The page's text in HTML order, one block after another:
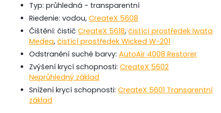
Typ: průhledná - transparentní
Riedenie: vodou,CreateX 5608
Čištění: čističCreateX 5618,čistící prostředek Iwata
Medea,čistící prostředek Wicked W-201
Odstranění suché barvy:AutoAir 4008 Restorer
Zvýšení krycí schopnosti:CreateX 5602
Neprůhledný základ
Snížení krycí schopnosti:CreateX 5601 Transarentní
základ